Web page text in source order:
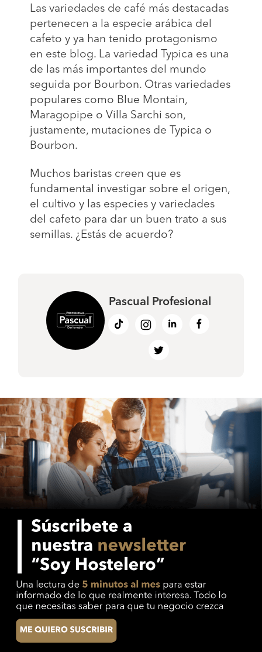
Las variedades de café más destacadas
pertenecen a la especie arábica del
cafeto y ya han tenido protagonismo
en este blog. La variedad Typica es una
de las más importantes del mundo
seguida por Bourbon. Otras variedades
populares como Blue Montain,
Maragopipe o Villa Sarchi son,
justamente, mutaciones de Typica o
Bourbon.
Muchos baristas creen que es
fundamental investigar sobre el origen,
el cultivo y las especies y variedades
del cafeto para dar un buen trato a sus
semillas. ¿Estás de acuerdo?
Pascual Profesional